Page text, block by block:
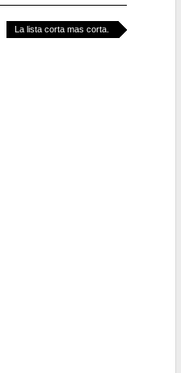
La lista corta mas corta.